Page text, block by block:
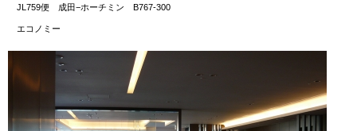
JL759便 成田−ホーチミン B767-300
エコノミー